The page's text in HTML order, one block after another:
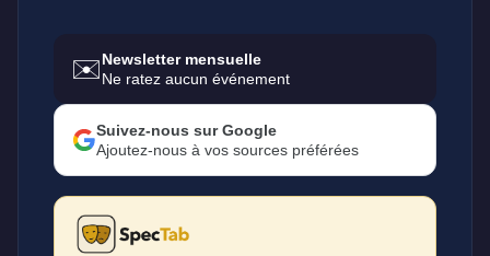
✉️Newsletter mensuelle
Ne ratez aucun événement
Suivez-nous sur Google
Ajoutez-nous à vos sources préférées